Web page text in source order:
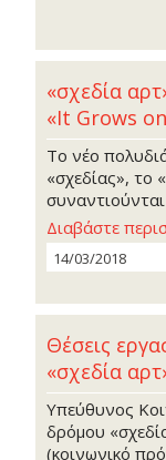
«σχεδία
«It Grows
Το νέο
«σχεδίας», το
Διαβάστε
14/03/2018
Θέσεις
«σχεδία
Υπεύθυνος
δρόμου
(κοινωνικό